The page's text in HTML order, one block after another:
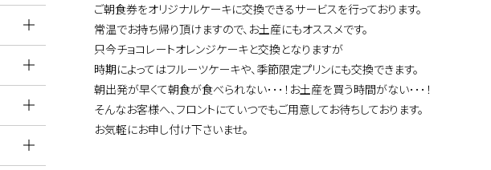
ご朝食券をオリジナルケーキに交換できるサービスを行っております。
常温でお持ち帰り頂けますので、お土産にもオススメです。
只今チョコレートオレンジケーキと交換となりますが
時期によってはフルーツケーキや、季節限定プリンにも交換できます。
朝出発が早くて朝食が食べられない･･･！お土産を買う時間がない･･･！
そんなお客様へ、フロントにていつでもご用意してお待ちしております。
お気軽にお申し付け下さいませ。